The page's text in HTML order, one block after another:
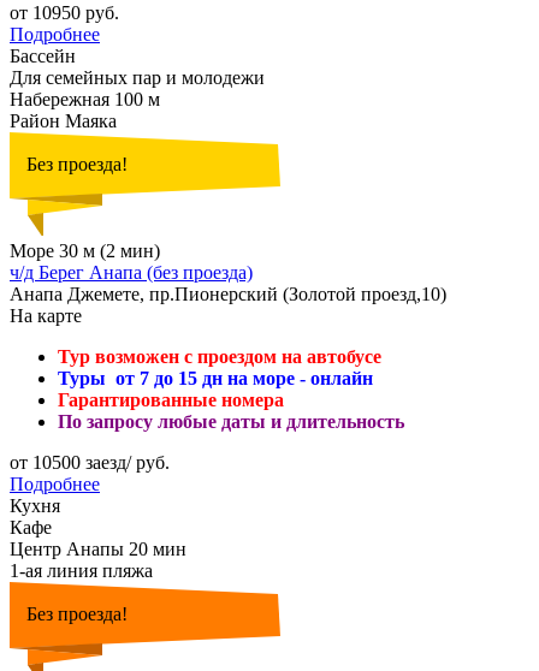
от 10950 руб.
Подробнее
Бассейн
Для семейных пар и молодежи
Набережная 100 м
Район Маяка
Без проезда!
Море 30 м (2 мин)
ч/д Берег Анапа (без проезда)
Анапа Джемете, пр.Пионерский (Золотой проезд,10)
На карте
Тур возможен с проездом на автобусе
Туры от 7 до 15 дн на море - онлайн
Гарантированные номера
По запросу любые даты и длительность
от 10500 заезд/ руб.
Подробнее
Кухня
Кафе
Центр Анапы 20 мин
1-ая линия пляжа
Без проезда!